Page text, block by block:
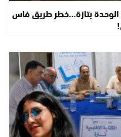
بتازة…خطر طريق فاس